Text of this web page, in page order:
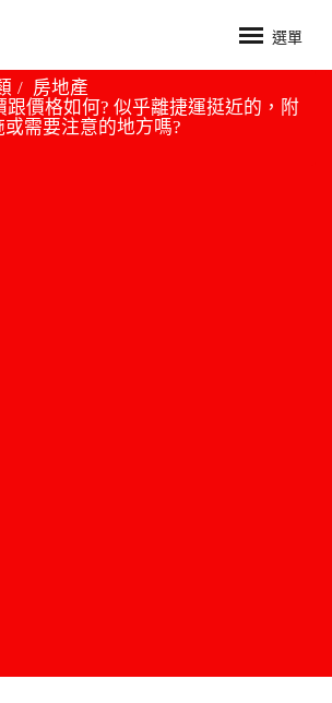
選單
房地產
跟價格如何? 似乎離捷運挺近的，附
需要注意的地方嗎?